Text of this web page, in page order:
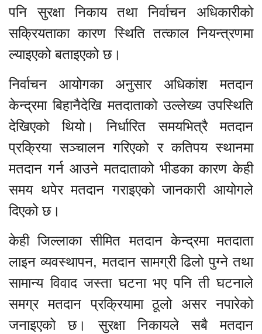
पनि सुरक्षा निकाय तथा निर्वाचन अधिकारीको
सक्रियताका कारण स्थिति तत्काल नियन्त्रणमा
ल्याइएको बताइएको छ।
निर्वाचन आयोगका अनुसार अधिकांश मतदान
केन्द्रमा बिहानैदेखि मतदाताको उल्लेख्य उपस्थिति
देखिएको थियो। निर्धारित समयभित्रै मतदान
प्रक्रिया सञ्चालन गरिएको र कतिपय स्थानमा
मतदान गर्न आउने मतदाताको भीडका कारण केही
समय थपेर मतदान गराइएको जानकारी आयोगले
दिएको छ।
केही जिल्लाका सीमित मतदान केन्द्रमा मतदाता
लाइन व्यवस्थापन, मतदान सामग्री ढिलो पुग्ने तथा
सामान्य विवाद जस्ता घटना भए पनि ती घटनाले
समग्र मतदान प्रक्रियामा ठूलो असर नपारेको
जनाइएको छ। सुरक्षा निकायले सबै मतदान